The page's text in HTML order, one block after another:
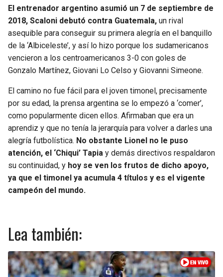
El entrenador argentino asumió un 7 de septiembre de
2018, Scaloni debutó contra Guatemala, un rival
asequible para conseguir su primera alegría en el banquillo
de la ‘Albiceleste’, y así lo hizo porque los sudamericanos
vencieron a los centroamericanos 3-0 con goles de
Gonzalo Martínez, Giovani Lo Celso y Giovanni Simeone.
El camino no fue fácil para el joven timonel, precisamente
por su edad, la prensa argentina se lo empezó a ‘comer’,
como popularmente dicen ellos. Afirmaban que era un
aprendiz y que no tenía la jerarquía para volver a darles una
alegría futbolística. No obstante Lionel no le puso
atención, el ‘Chiqui’ Tapia y demás directivos respaldaron
su continuidad, y hoy se ven los frutos de dicho apoyo,
ya que el timonel ya acumula 4 títulos y es el vigente
campeón del mundo.
Lea también: